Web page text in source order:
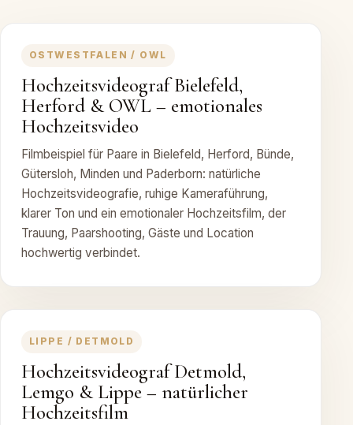
OSTWESTFALEN / OWL
Hochzeitsvideograf Bielefeld,
Herford & OWL – emotionales
Hochzeitsvideo
Filmbeispiel für Paare in Bielefeld, Herford, Bünde,
Gütersloh, Minden und Paderborn: natürliche
Hochzeitsvideografie, ruhige Kameraführung,
klarer Ton und ein emotionaler Hochzeitsfilm, der
Trauung, Paarshooting, Gäste und Location
hochwertig verbindet.
LIPPE / DETMOLD
Hochzeitsvideograf Detmold,
Lemgo & Lippe – natürlicher
Hochzeitsfilm